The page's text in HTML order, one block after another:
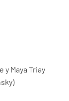
y Maya Triay